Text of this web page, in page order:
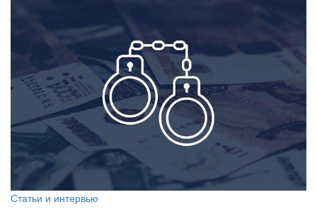
Статьи и интервью